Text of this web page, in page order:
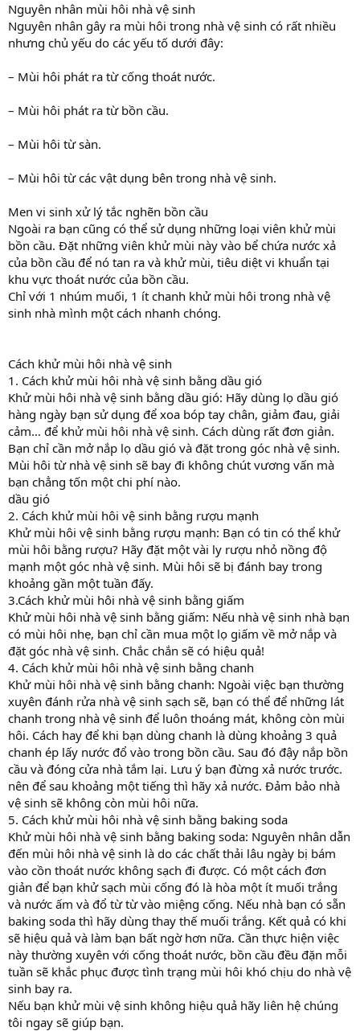
Nguyên nhân mùi hôi nhà vệ sinh
Nguyên nhân gây ra mùi hôi trong nhà vệ sinh có rất nhiều
nhưng chủ yếu do các yếu tố dưới đây:
– Mùi hôi phát ra từ cống thoát nước.
– Mùi hôi phát ra từ bồn cầu.
– Mùi hôi từ sàn.
– Mùi hôi từ các vật dụng bên trong nhà vệ sinh.
Men vi sinh xử lý tắc nghẽn bồn cầu
Ngoài ra bạn cũng có thể sử dụng những loại viên khử mùi
bồn cầu. Đặt những viên khử mùi này vào bể chứa nước xả
của bồn cầu để nó tan ra và khử mùi, tiêu diệt vi khuẩn tại
khu vực thoát nước của bồn cầu.
Chỉ với 1 nhúm muối, 1 ít chanh khử mùi hôi trong nhà vệ
sinh nhà mình một cách nhanh chóng.
Cách khử mùi hôi nhà vệ sinh
1. Cách khử mùi hôi nhà vệ sinh bằng dầu gió
Khử mùi hôi nhà vệ sinh bằng dầu gió: Hãy dùng lọ dầu gió
hàng ngày bạn sử dụng để xoa bóp tay chân, giảm đau, giải
cảm… để khử mùi hôi nhà vệ sinh. Cách dùng rất đơn giản.
Bạn chỉ cần mở nắp lọ dầu gió và đặt trong góc nhà vệ sinh.
Mùi hôi từ nhà vệ sinh sẽ bay đi không chút vương vấn mà
bạn chẳng tốn một chi phí nào.
dầu gió
2. Cách khử mùi hôi vệ sinh bằng rượu mạnh
Khử mùi hôi vệ sinh bằng rượu mạnh: Bạn có tin có thể khử
mùi hôi bằng rượu? Hãy đặt một vài ly rượu nhỏ nồng độ
mạnh một góc nhà vệ sinh. Mùi hôi sẽ bị đánh bay trong
khoảng gần một tuần đấy.
3.Cách khử mùi hôi nhà vệ sinh bằng giấm
Khử mùi hôi nhà vệ sinh bằng giấm: Nếu nhà vệ sinh nhà bạn
có mùi hôi nhẹ, bạn chỉ cần mua một lọ giấm về mở nắp và
đặt góc nhà vệ sinh. Chắc chắn sẽ có hiệu quả!
4. Cách khử mùi hôi nhà vệ sinh bằng chanh
Khử mùi hôi nhà vệ sinh bằng chanh: Ngoài việc bạn thường
xuyên đánh rửa nhà vệ sinh sạch sẽ, bạn có thể để những lát
chanh trong nhà vệ sinh để luôn thoáng mát, không còn mùi
hôi. Cách hay để khi bạn dùng chanh là dùng khoảng 3 quả
chanh ép lấy nước đổ vào trong bồn cầu. Sau đó đậy nắp bồn
cầu và đóng cửa nhà tắm lại. Lưu ý bạn đừng xả nước trước.
nên để sau khoảng một tiếng thì hãy xả nước. Đảm bảo nhà
vệ sinh sẽ không còn mùi hôi nữa.
5. Cách khử mùi hôi nhà vệ sinh bằng baking soda
Khử mùi hôi nhà vệ sinh bằng baking soda: Nguyên nhân dẫn
đến mùi hôi nhà vệ sinh là do các chất thải lâu ngày bị bám
vào cồn thoát nước không sạch đi được. Có một cách đơn
giản để bạn khử sạch mùi cống đó là hòa một ít muối trắng
và nước ấm và đổ từ từ vào miệng cống. Nếu nhà bạn có sẵn
baking soda thì hãy dùng thay thế muối trắng. Kết quả có khi
sẽ hiệu quả và làm bạn bất ngờ hơn nữa. Cần thực hiện việc
này thường xuyên với cống thoát nước, bồn cầu đều đặn mỗi
tuần sẽ khắc phục được tình trạng mùi hôi khó chịu do nhà vệ
sinh bay ra.
Nếu bạn khử mùi vệ sinh không hiệu quả hãy liên hệ chúng
tôi ngay sẽ giúp bạn.